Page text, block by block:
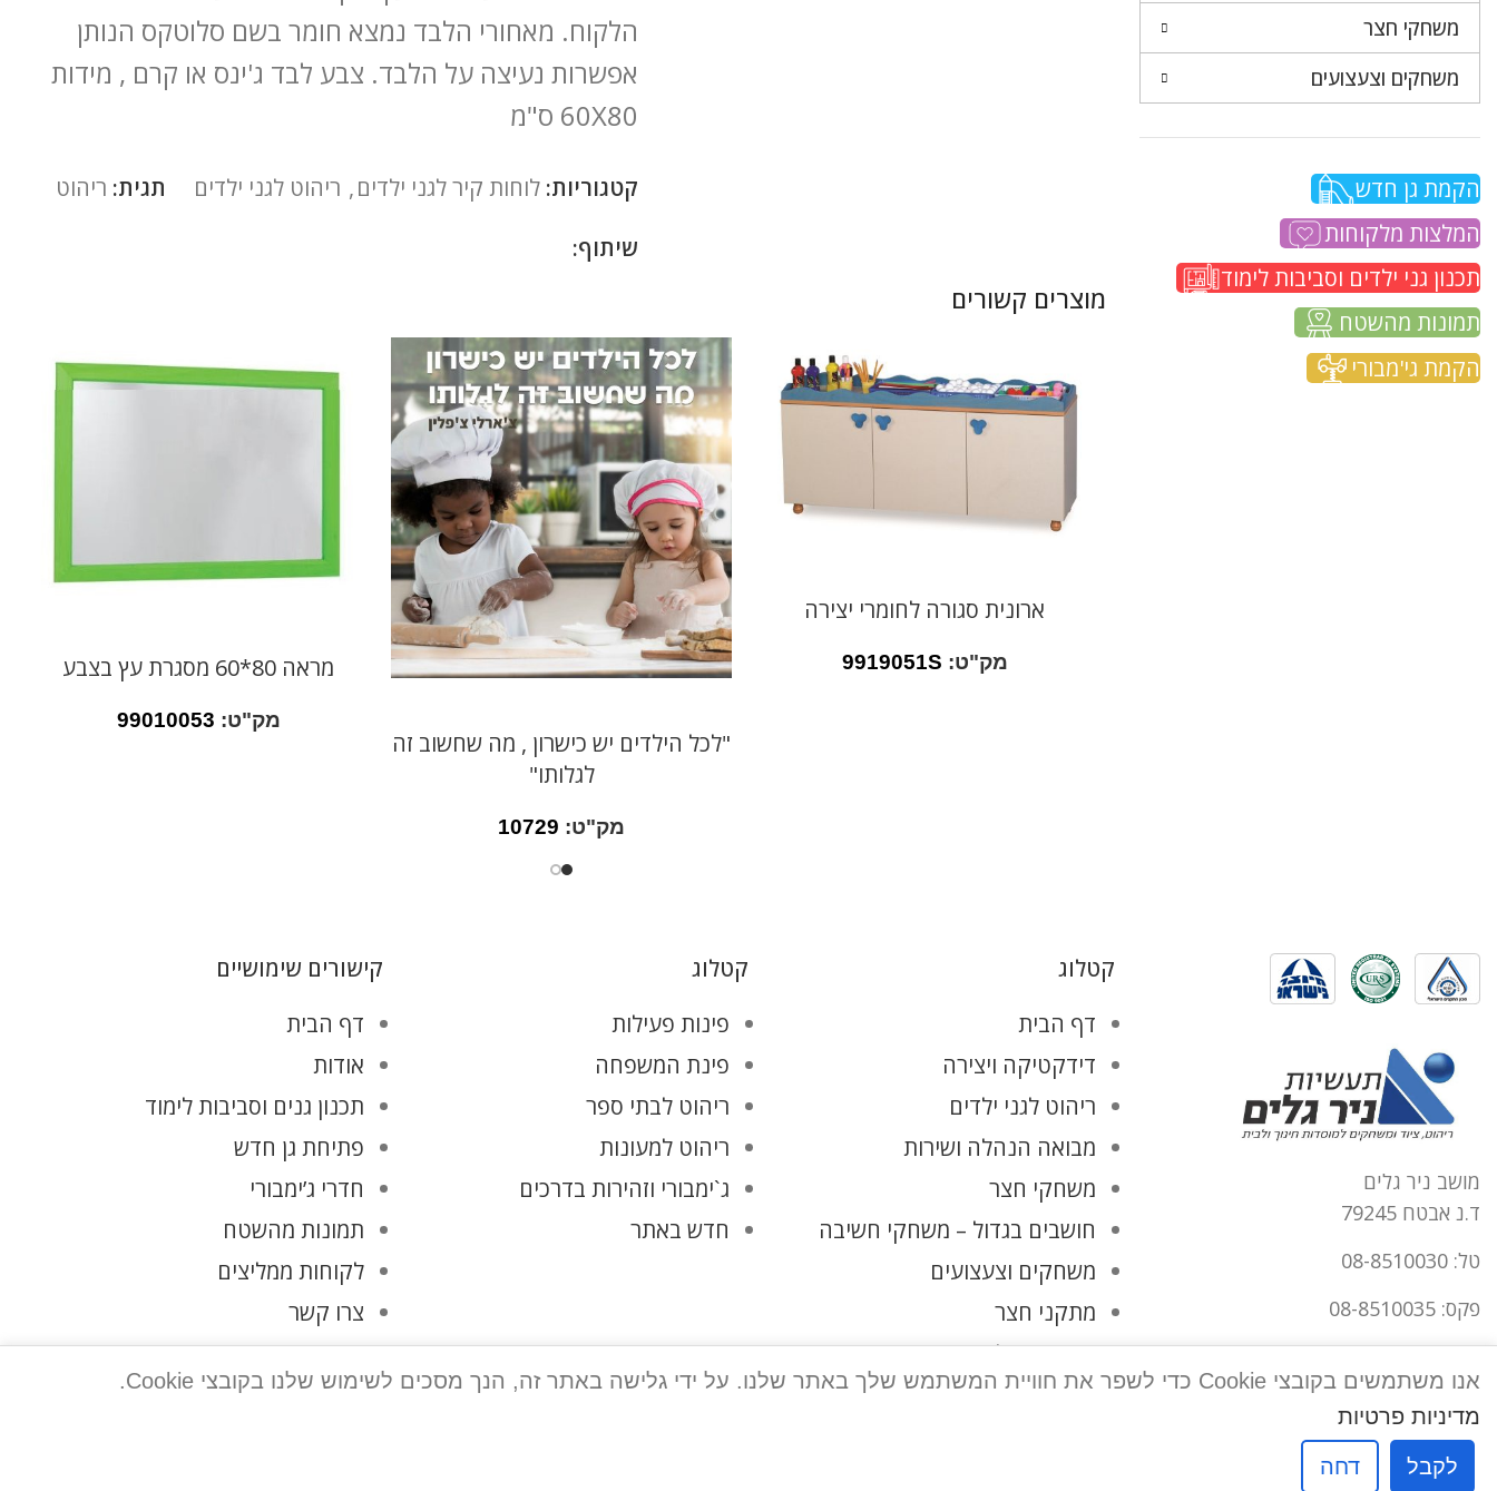
משחקי חצר
משחקים וצעצועים
הקמת גן חדש
המלצות מלקוחות
תכנון גני ילדים וסביבות לימוד
תמונות מהשטח
הקמת גי'מבורי
הלקוח. מאחורי הלבד נמצא חומר בשם סלוטקס הנותן
אפשרות נעיצה על הלבד. צבע לבד ג'ינס או קרם , מידות
60X80 ס"מ
קטגוריות: לוחות קיר לגני ילדים, ריהוט לגני ילדים תגית: ריהוט
שיתוף:
מוצרים קשורים
ארונית סגורה לחומרי יצירה
מק"ט: 9919051S
"לכל הילדים יש כישרון , מה שחשוב זה
לגלותו"
מק"ט: 10729
מראה 80*60 מסגרת עץ בצבע
מק"ט: 99010053
מושב ניר גלים
ד.נ אבטח 79245
טל: 08-8510030
פקס: 08-8510035
הצהרת נגישות
קטלוג
דף הבית
דידקטיקה ויצירה
ריהוט לגני ילדים
מבואה הנהלה ושירות
משחקי חצר
חושבים בגדול – משחקי חשיבה
משחקים וצעצועים
מתקני חצר
החשבון שלי
קטלוג
פינות פעילות
פינת המשפחה
ריהוט לבתי ספר
ריהוט למעונות
ג`ימבורי וזהירות בדרכים
חדש באתר
קישורים שימושיים
דף הבית
אודות
תכנון גנים וסביבות לימוד
פתיחת גן חדש
חדרי ג’ימבורי
תמונות מהשטח
לקוחות ממליצים
צרו קשר
מדיניות פרטיות
אנו משתמשים בקובצי Cookie כדי לשפר את חוויית המשתמש שלך באתר שלנו. על ידי גלישה באתר זה, הנך מסכים לשימוש שלנו בקובצי Cookie.
מדיניות פרטיות
לקבל דחה